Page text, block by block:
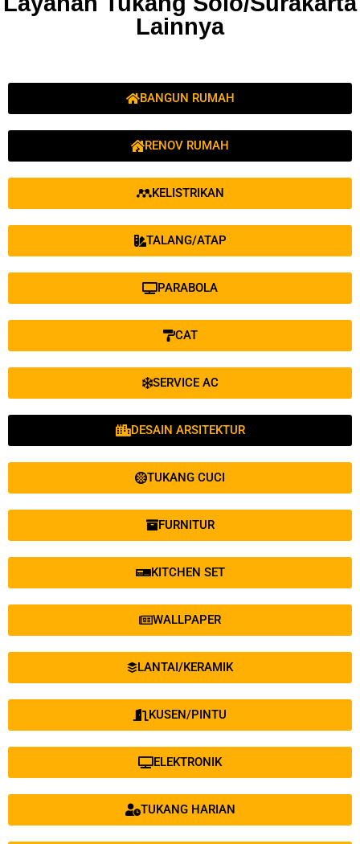
Lainnya
BANGUN RUMAH
RENOV RUMAH
KELISTRIKAN
TALANG/ATAP
PARABOLA
CAT
SERVICE AC
DESAIN ARSITEKTUR
TUKANG CUCI
FURNITUR
KITCHEN SET
WALLPAPER
LANTAI/KERAMIK
KUSEN/PINTU
ELEKTRONIK
TUKANG HARIAN